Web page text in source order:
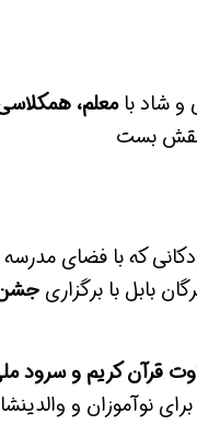
و شاد بامعلم،
نقش بست
که با فضای
بابل با برگزاری
قرآن کریم و سرود
نوآموزان و